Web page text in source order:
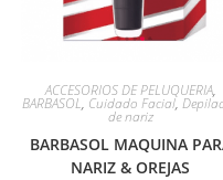
ACCESORIOS DE PELUQUERIA,
BARBASOL, Cuidado Facial,
de nariz
BARBASOL MAQUINA
NARIZ & OREJAS